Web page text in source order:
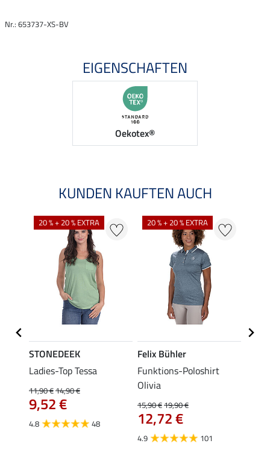
Nr.: 653737-XS-BV
EIGENSCHAFTEN
Oekotex®
KUNDEN KAUFTEN AUCH
20 % + 20 % EXTRA
STONEDEEK
Ladies-Top Tessa
11,90 €14,90 €
9,52 €
4.8 48
20 % + 20 % EXTRA
Felix Bühler
Funktions-Poloshirt
Olivia
15,90 €19,90 €
12,72 €
4.9 101